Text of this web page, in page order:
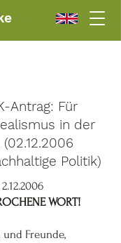
Antrag: Für
in der
(02.12.2006
Politik)
2.12.2006
WORT!
Freunde,